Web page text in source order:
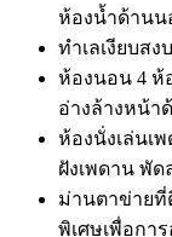
ห้องน้ำด้านน
ทำเลเงียบส
ห้องนอน 4 ห้
อ่างล้างหน้า
ห้องนั่งเล่นเ
ฝังเพดาน พัด
ม่านตาข่ายที่
พิเศษเพื่อกา